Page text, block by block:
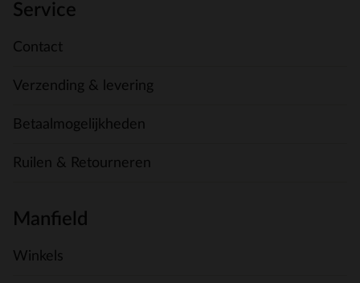
Service
Contact
Verzending & levering
Betaalmogelijkheden
Ruilen & Retourneren
Manfield
Winkels